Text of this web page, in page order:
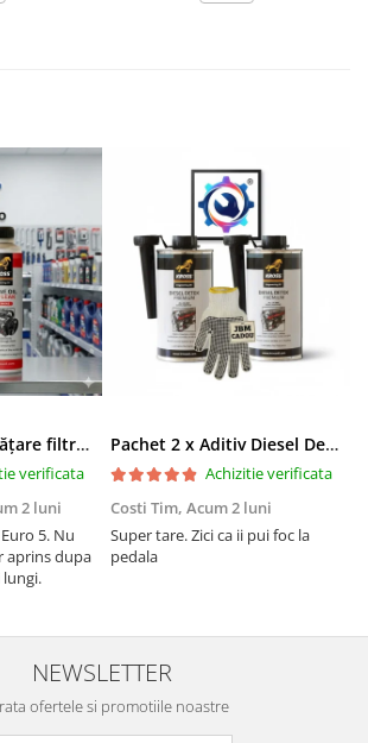
Pachet Kross curățare filtru particule DPF și etanșare ulei 250 ml + 250 ml
verificata
2 luni
5. Nu
aprins dupa
Pachet 2 x Aditiv Diesel Detox Premium Kross - Curățare Completă, +5 Puncte Cetanic & Protecție DPF/EGR
Achizitie verificata
Costi Tim, Acum 2 luni
Super tare. Zici ca ii pui foc la
pedala
NEWSLETTER
ofertele si promotiile noastre